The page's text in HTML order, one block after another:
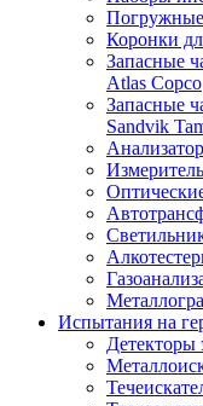
Коронки
Запасные
Atlas Copco
Запасные
Sandvik
Испытания на
Детекторы